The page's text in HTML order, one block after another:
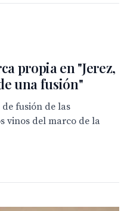
propia en "Jerez,
una fusión"
fusión de las
vinos del marco de la